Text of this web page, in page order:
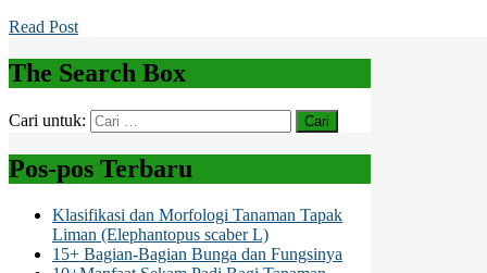
Read Post
The Search Box
Cari untuk:
Pos-pos Terbaru
Klasifikasi dan Morfologi Tanaman Tapak
Liman (Elephantopus scaber L)
15+ Bagian-Bagian Bunga dan Fungsinya